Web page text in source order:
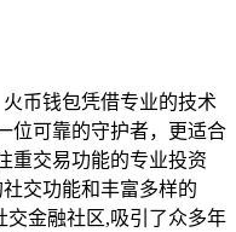
币钱包凭借专业的技术
位可靠的守护者，更适合
重交易功能的专业投资
交功能和丰富多样的
交金融社区,吸引了众多年